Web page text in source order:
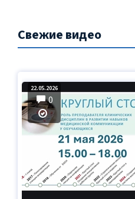
Свежие видео
22.05.2026
0